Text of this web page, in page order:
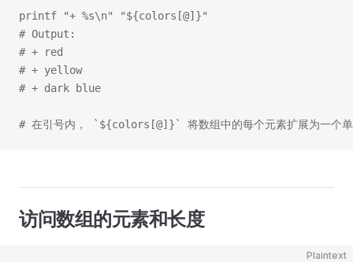
printf "+ %s\n" "${colors[@]}"
# Output:
# + red
# + yellow
# + dark blue
# 在引号内， `${colors[@]}` 将数组中的每个元素扩展为一个单
访问数组的元素和长度
Plaintext